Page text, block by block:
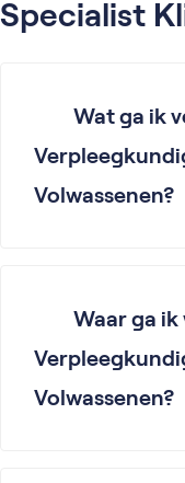
Specialist
Wat ga ik
Volwassenen?
Waar ga ik
Volwassenen?